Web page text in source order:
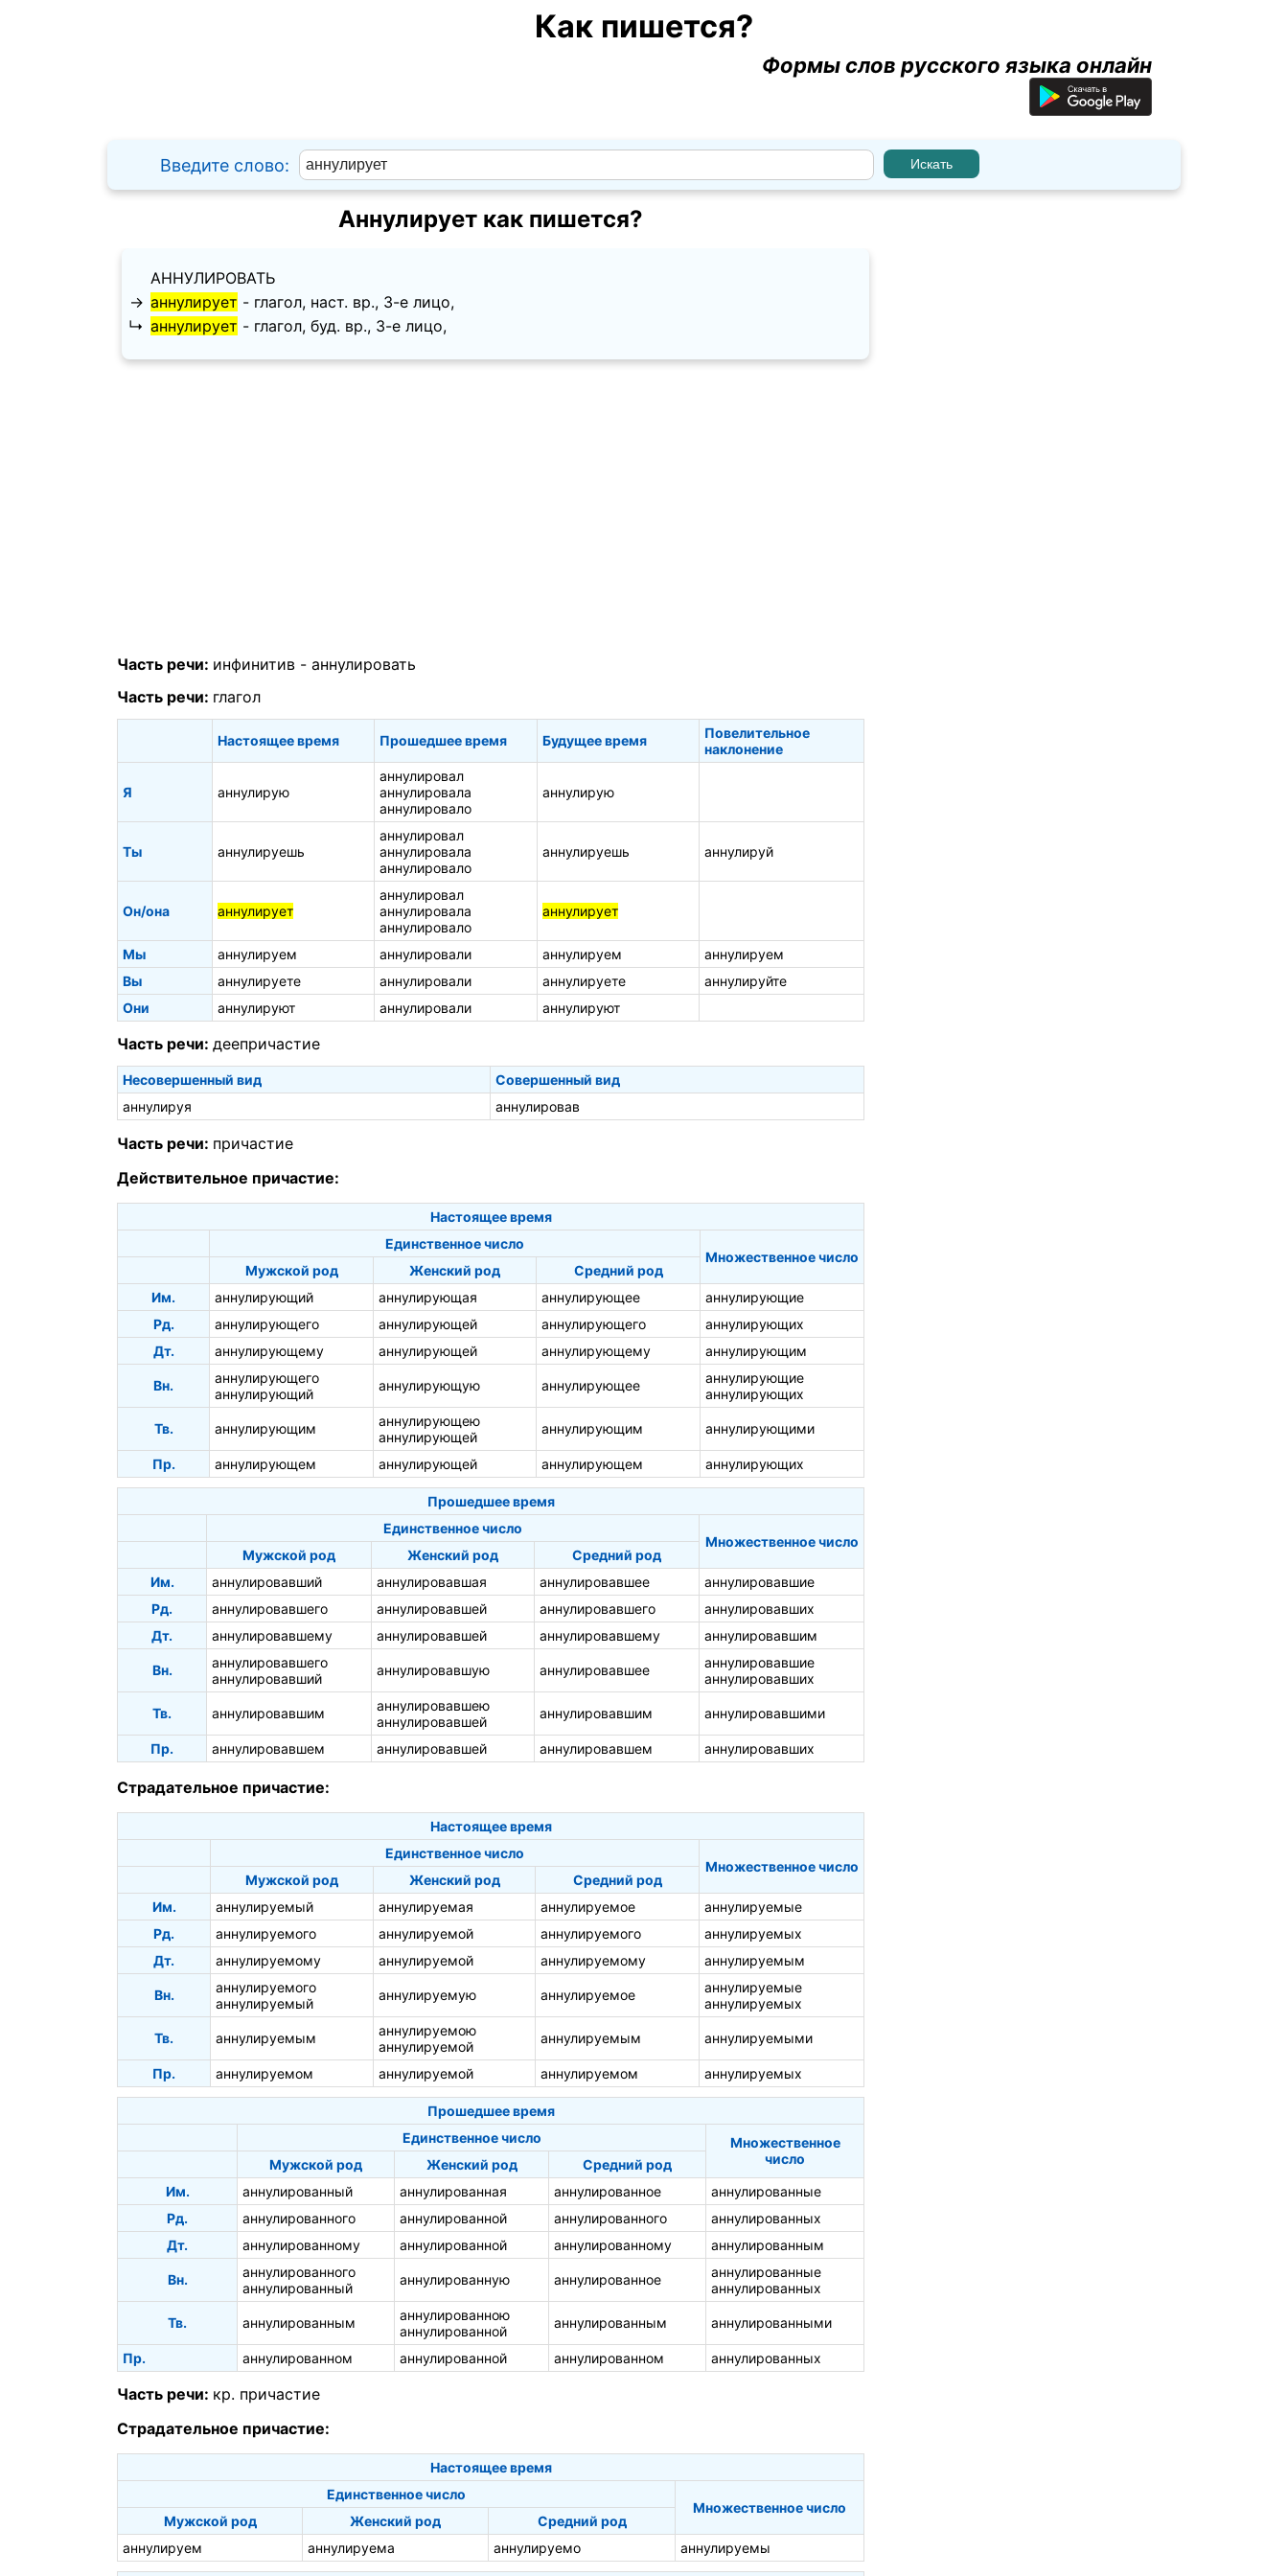
Как пишется?
Формы слов русского языка онлайн
Введите слово:
Аннулирует как пишется?
АННУЛИРОВАТЬ
→ аннулирует - глагол, наст. вр., 3-е лицо,
↳ аннулирует - глагол, буд. вр., 3-е лицо,
Часть речи: инфинитив - аннулировать
Часть речи: глагол
Настоящее время Прошедшее время Будущее время
Повелительное
наклонение
Я аннулирую
аннулировал
аннулировала
аннулировало
аннулирую
Ты аннулируешь
аннулировал
аннулировала
аннулировало
аннулируешь аннулируй
Он/она аннулирует
аннулировал
аннулировала
аннулировало
аннулирует
Мы аннулируем аннулировали аннулируем
аннулируем
Вы
аннулируете аннулировали аннулируете
аннулируйте
Они
аннулируют аннулировали аннулируют
Часть речи: деепричастие
Несовершенный вид
Совершенный вид
аннулируя
аннулировав
Часть речи: причастие
Действительное причастие:
Настоящее время
Единственное число
Множественное число
Мужской род
Женский род
Средний род
Им.
аннулирующий аннулирующая аннулирующее
аннулирующие
Рд.
аннулирующего аннулирующей аннулирующего
аннулирующих
Дт.
аннулирующему аннулирующей аннулирующему аннулирующим
Вн.
аннулирующего
аннулирующий
аннулирующую аннулирующее
аннулирующие
аннулирующих
Тв. аннулирующим
аннулирующею
аннулирующей
аннулирующим аннулирующими
Пр. аннулирующем аннулирующей аннулирующем аннулирующих
Прошедшее время
Единственное число
Множественное число
Мужской род
Женский род
Средний род
Им.
аннулировавший аннулировавшая аннулировавшее
аннулировавшие
Рд.
аннулировавшего аннулировавшей аннулировавшего
аннулировавших
Дт.
аннулировавшему аннулировавшей аннулировавшему аннулировавшим
Вн.
аннулировавшего
аннулировавший
аннулировавшую аннулировавшее
аннулировавшие
аннулировавших
Тв. аннулировавшим
аннулировавшею
аннулировавшей
аннулировавшим аннулировавшими
Пр. аннулировавшем аннулировавшей аннулировавшем аннулировавших
Страдательное причастие:
Настоящее время
Единственное число
Множественное число
Мужской род
Женский род
Средний род
Им.
аннулируемый аннулируемая аннулируемое
аннулируемые
Рд.
аннулируемого аннулируемой аннулируемого
аннулируемых
Дт.
аннулируемому аннулируемой аннулируемому аннулируемым
Вн.
аннулируемого
аннулируемый
аннулируемую аннулируемое
аннулируемые
аннулируемых
Тв. аннулируемым
аннулируемою
аннулируемой
аннулируемым аннулируемыми
Пр. аннулируемом аннулируемой аннулируемом аннулируемых
Прошедшее время
Единственное число
Множественное
число
Мужской род Женский род
Средний род
Им.
аннулированный аннулированная аннулированное
аннулированные
Рд.
аннулированного аннулированной аннулированного
аннулированных
Дт.
аннулированному аннулированной аннулированному аннулированным
Вн.
аннулированного
аннулированный
аннулированную аннулированное
аннулированные
аннулированных
Тв. аннулированным
аннулированною
аннулированной
аннулированным аннулированными
Пр. аннулированном аннулированной аннулированном аннулированных
Часть речи: кр. причастие
Страдательное причастие:
Настоящее время
Единственное число
Множественное число
Мужской род
Женский род
Средний род
аннулируем
аннулируема аннулируемо аннулируемы